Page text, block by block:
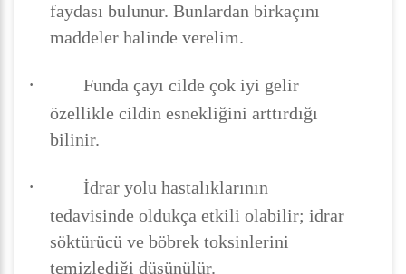
faydası bulunur. Bunlardan birkaçını
maddeler halinde verelim.
·
Funda çayı cilde çok iyi gelir
özellikle cildin esnekliğini arttırdığı
bilinir.
·
İdrar yolu hastalıklarının
tedavisinde oldukça etkili olabilir; idrar
söktürücü ve böbrek toksinlerini
temizlediği düşünülür.